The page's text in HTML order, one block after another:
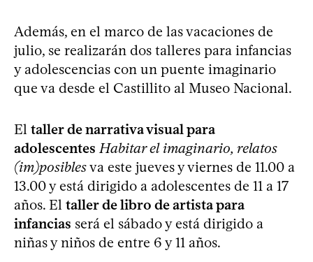
Además, en el marco de las vacaciones de
julio, se realizarán dos talleres para infancias
y adolescencias con un puente imaginario
que va desde el Castillito al Museo Nacional.
El taller de narrativa visual para
adolescentes Habitar el imaginario, relatos
(im)posiblesva este jueves y viernes de 11.00 a
13.00 y está dirigido a adolescentes de 11 a 17
años. El taller de libro de artista para
infancias será el sábado y está dirigido a
niñas y niños de entre 6 y 11 años.